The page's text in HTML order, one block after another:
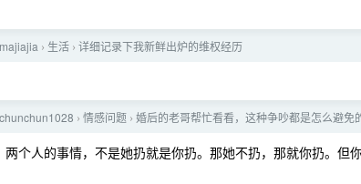
majiajia › 生活 › 详细记录下我新鲜出炉的维权经历
chunchun1028 › 情感问题 › 婚后的老哥帮忙看看，这种争吵都是怎么避免
两个人的事情，不是她扔就是你扔。那她不扔，那就你扔。但